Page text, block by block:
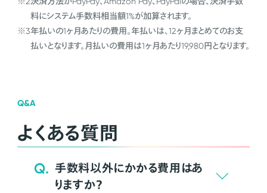
料にシステム手数料相当額1%が加算されます。
※3年払いの1ヶ月あたりの費用。年払いは、12ヶ月まとめてのお支
払いとなります。月払いの費用は1ヶ月あたり19,980円となります。
Q&A
よくある質問
Q. 手数料以外にかかる費用はあ
りますか？